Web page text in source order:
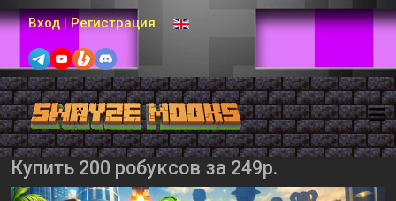
Вход | Регистрация Выберите язык
Купить 200 робуксов за 249р.